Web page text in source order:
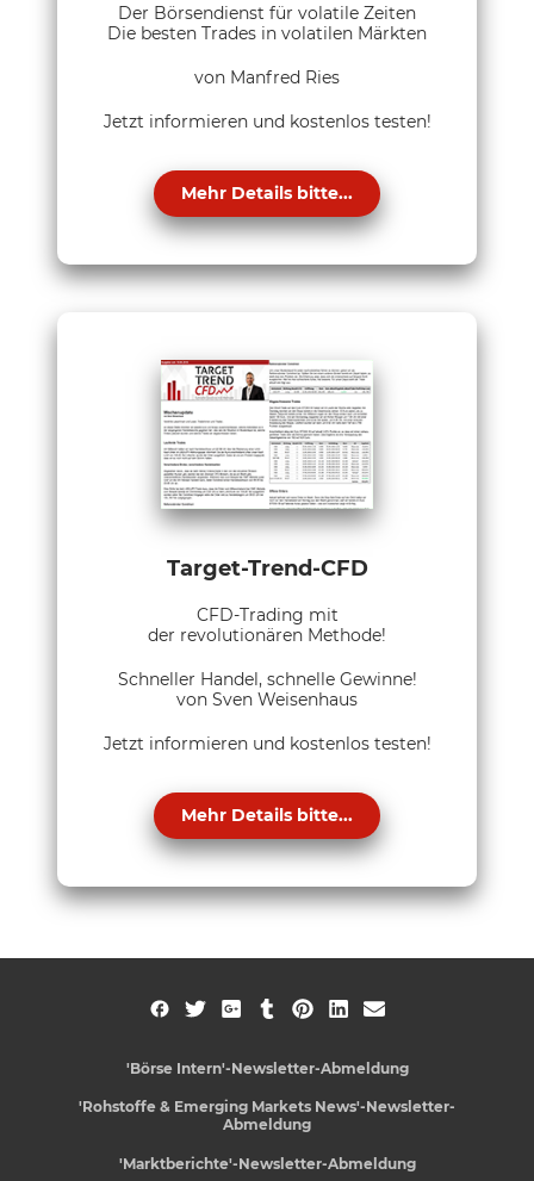
Der Börsendienst für volatile Zeiten
Die besten Trades in volatilen Märkten
von Manfred Ries
Jetzt informieren und kostenlos testen!
Mehr Details bitte...
Target-Trend-CFD
CFD-Trading mit
der revolutionären Methode!
Schneller Handel, schnelle Gewinne!
von Sven Weisenhaus
Jetzt informieren und kostenlos testen!
Mehr Details bitte...
'Börse Intern'-Newsletter-Abmeldung
'Rohstoffe & Emerging Markets News'-Newsletter-
Abmeldung
'Marktberichte'-Newsletter-Abmeldung